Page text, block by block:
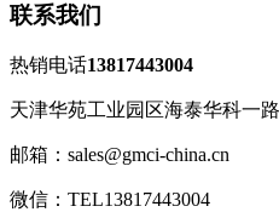
联系我们
热销电话13817443004
天津华苑工业园区海泰华科一
邮箱：sales@gmci-china.cn
微信：TEL13817443004